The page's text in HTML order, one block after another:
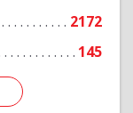
2172
145
Подробнее